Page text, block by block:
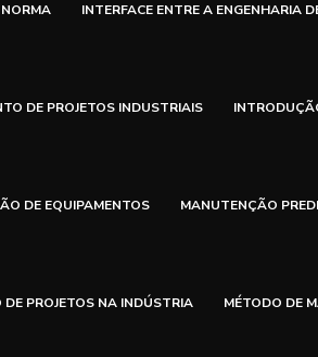
INTERFACE ENTRE A ENGENHARIA
DE PROJETOS INDUSTRIAIS
DE EQUIPAMENTOS MANUTENÇÃO
DE PROJETOS NA INDÚSTRIA MÉTODO DE